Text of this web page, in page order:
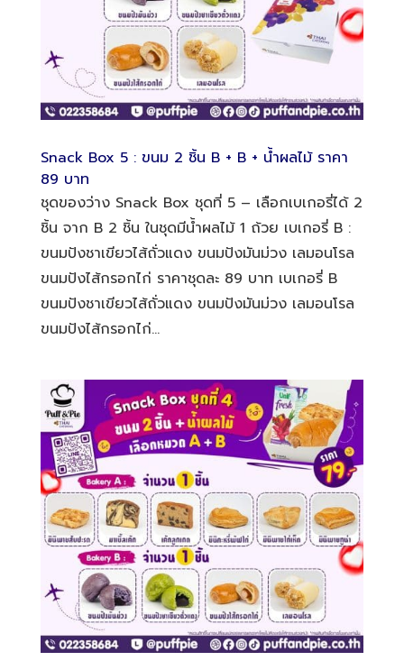
Snack Box 5 : ขนม 2 ชิ้น B + B + น้ำผลไม้ ราคา
89 บาท
ชุดของว่าง Snack Box ชุดที่ 5 – เลือกเบเกอรี่ได้ 2
ชิ้น จาก B 2 ชิ้น ในชุดมีน้ำผลไม้ 1 ถ้วย เบเกอรี่ B :
ขนมปังชาเขียวไส้ถั่วแดง ขนมปังมันม่วง เลมอนโรล
ขนมปังไส้กรอกไก่ ราคาชุดละ 89 บาท เบเกอรี่ B
ขนมปังชาเขียวไส้ถั่วแดง ขนมปังมันม่วง เลมอนโรล
ขนมปังไส้กรอกไก่...